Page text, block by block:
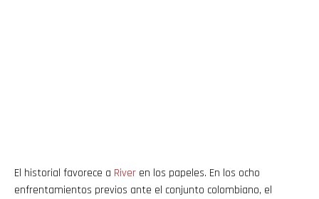
El historial favorece a River en los papeles. En los ocho
enfrentamientos previos ante el conjunto colombiano, el